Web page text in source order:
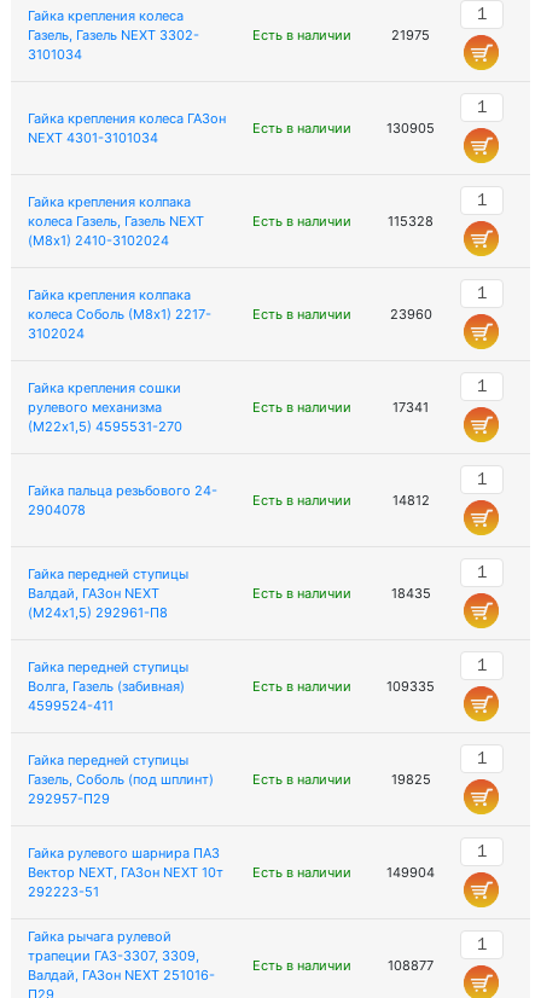
Гайка крепления колеса
Газель, Газель NEXT 3302-
3101034
Есть в наличии 21975
Гайка крепления колеса ГАЗон
NEXT 4301-3101034
Есть в наличии 130905
Гайка крепления колпака
колеса Газель, Газель NEXT
(М8х1) 2410-3102024
Есть в наличии 115328
Гайка крепления колпака
колеса Соболь (М8х1) 2217-
3102024
Есть в наличии 23960
Гайка крепления сошки
рулевого механизма
(М22х1,5) 4595531-270
Есть в наличии 17341
Гайка пальца резьбового 24-
2904078
Есть в наличии 14812
Гайка передней ступицы
Валдай, ГАЗон NEXT
(М24х1,5) 292961-П8
Есть в наличии 18435
Гайка передней ступицы
Волга, Газель (забивная)
4599524-411
Есть в наличии 109335
Гайка передней ступицы
Газель, Соболь (под шплинт)
292957-П29
Есть в наличии 19825
Гайка рулевого шарнира ПАЗ
Вектор NEXT, ГАЗон NEXT 10т
292223-51
Есть в наличии 149904
Гайка рычага рулевой
трапеции ГАЗ-3307, 3309,
Валдай, ГАЗон NEXT 251016-
П29
Есть в наличии 108877